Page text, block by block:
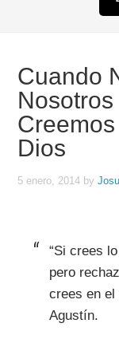
Cuando
Dios
5 enero, 2014 by
“Si crees
pero
crees en
Agustín.